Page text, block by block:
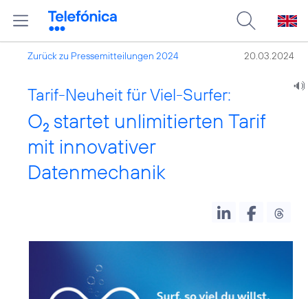
Zurück zu Pressemitteilungen 2024 20.03.2024
Tarif-Neuheit für Viel-Surfer:
O2 startet unlimitierten Tarif
mit innovativer
Datenmechanik